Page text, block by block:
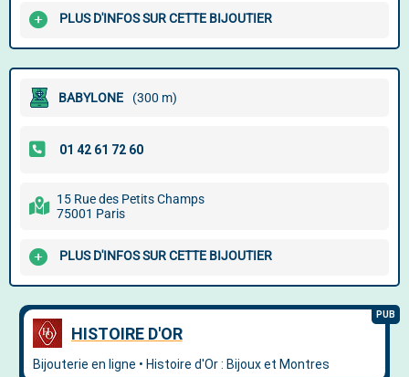
PLUS D'INFOS SUR CETTE BIJOUTIER
BABYLONE (300 m)
15 Rue des Petits Champs
75001 Paris
PLUS D'INFOS SUR CETTE BIJOUTIER